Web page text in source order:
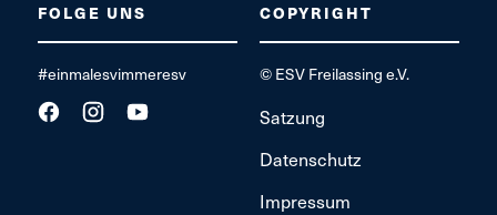
FOLGE UNS
#einmalesvimmeresv
COPYRIGHT
© ESV Freilassing e.V.
Satzung
Datenschutz
Impressum